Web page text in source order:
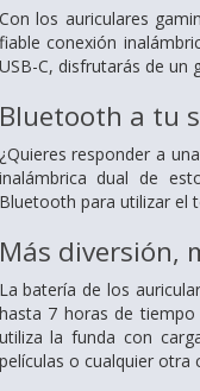
Con los auriculares
fiable conexión
USB-C, disfrutarás de un
Bluetooth a tu
¿Quieres responder a
inalámbrica dual de
Bluetooth para utilizar el
Más diversión,
La batería de los
hasta 7 horas de
utiliza la funda con
películas o cualquier otra